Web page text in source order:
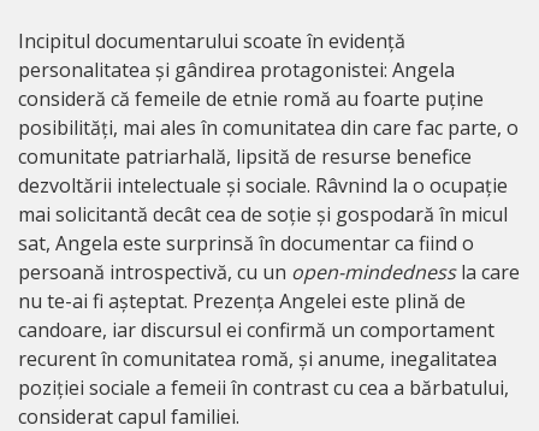
Incipitul documentarului scoate în evidență
personalitatea și gândirea protagonistei: Angela
consideră că femeile de etnie romă au foarte puține
posibilități, mai ales în comunitatea din care fac parte, o
comunitate patriarhală, lipsită de resurse benefice
dezvoltării intelectuale și sociale. Râvnind la o ocupație
mai solicitantă decât cea de soție și gospodară în micul
sat, Angela este surprinsă în documentar ca fiind o
persoană introspectivă, cu un open-mindednessla care
nu te-ai fi așteptat. Prezența Angelei este plină de
candoare, iar discursul ei confirmă un comportament
recurent în comunitatea romă, și anume, inegalitatea
poziției sociale a femeii în contrast cu cea a bărbatului,
considerat capul familiei.